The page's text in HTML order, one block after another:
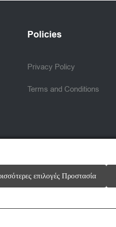
Policies
Privacy Policy
Terms and Conditions
επιλογές Προστασία